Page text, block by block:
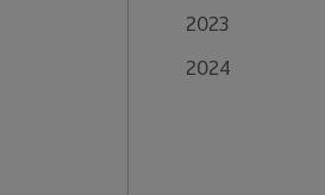
2023
2024